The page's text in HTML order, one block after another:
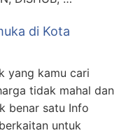
di Kota
yang kamu cari
tidak mahal dan
benar satu Info
untuk